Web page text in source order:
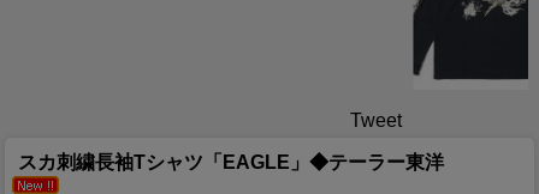
Tweet
スカ刺繍長袖Tシャツ「EAGLE」◆テーラー東洋